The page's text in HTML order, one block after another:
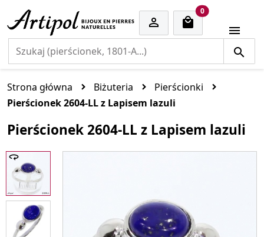

0cart items

Strona główna Biżuteria
Pierścionki
Pierścionek 2604-LL z Lapisem lazuli
Pierścionek 2604-LL z Lapisem lazuli